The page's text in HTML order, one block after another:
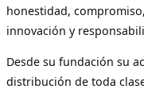
honestidad,
innovación y
Desde su fundación su
distribución de toda